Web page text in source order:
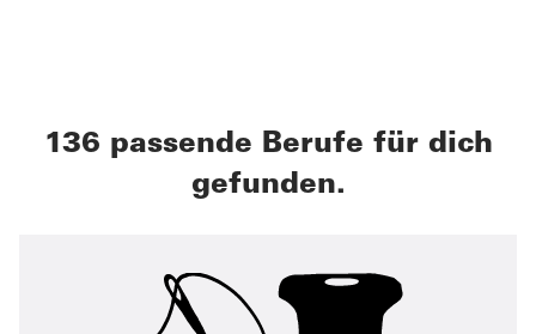
136 passende Berufe für dich
gefunden.